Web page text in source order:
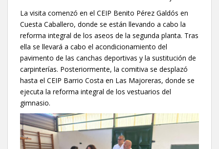
La visita comenzó en el CEIP Benito Pérez Galdós en
Cuesta Caballero, donde se están llevando a cabo la
reforma integral de los aseos de la segunda planta. Tras
ella se llevará a cabo el acondicionamiento del
pavimento de las canchas deportivas y la sustitución de
carpinterías. Posteriormente, la comitiva se desplazó
hasta el CEIP Barrio Costa en Las Majoreras, donde se
ejecuta la reforma integral de los vestuarios del
gimnasio.